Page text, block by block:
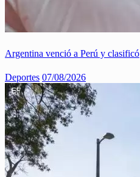
Argentina venció a Perú y clasificó
Deportes 07/08/2026